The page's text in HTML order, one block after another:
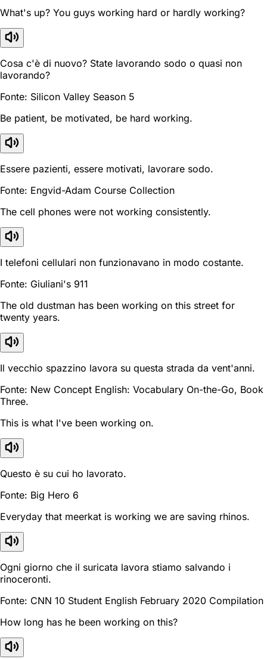
What's up? You guys working hard or hardly working?
Cosa c'è di nuovo? State lavorando sodo o quasi non
lavorando?
Fonte: Silicon Valley Season 5
Be patient, be motivated, be hard working.
Essere pazienti, essere motivati, lavorare sodo.
Fonte: Engvid-Adam Course Collection
The cell phones were not working consistently.
I telefoni cellulari non funzionavano in modo costante.
Fonte: Giuliani's 911
The old dustman has been working on this street for
twenty years.
Il vecchio spazzino lavora su questa strada da vent'anni.
Fonte: New Concept English: Vocabulary On-the-Go, Book
Three.
This is what I've been working on.
Questo è su cui ho lavorato.
Fonte: Big Hero 6
Everyday that meerkat is working we are saving rhinos.
Ogni giorno che il suricata lavora stiamo salvando i
rinoceronti.
Fonte: CNN 10 Student English February 2020 Compilation
How long has he been working on this?